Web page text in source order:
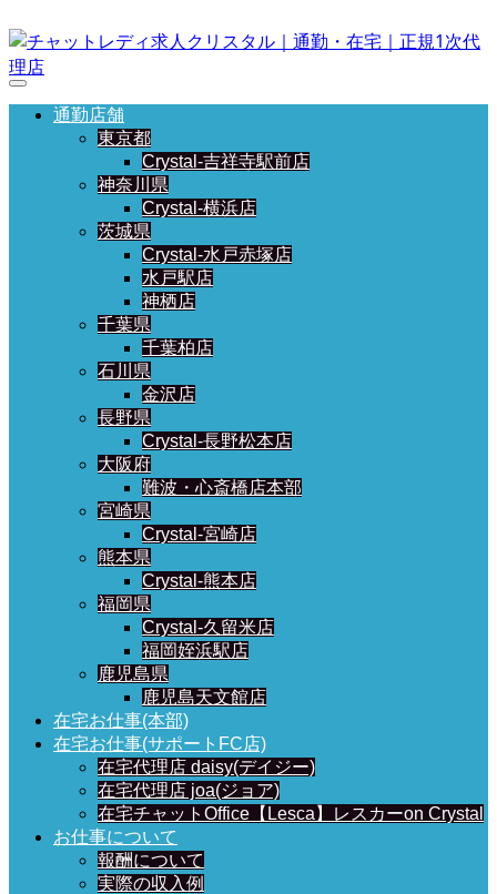
通勤店舗
東京都
Crystal-吉祥寺駅前店
神奈川県
Crystal-横浜店
茨城県
Crystal-水戸赤塚店
水戸駅店
神栖店
千葉県
千葉柏店
石川県
金沢店
長野県
Crystal-長野松本店
大阪府
難波・心斎橋店本部
宮崎県
Crystal-宮崎店
熊本県
Crystal-熊本店
福岡県
Crystal-久留米店
福岡姪浜駅店
鹿児島県
鹿児島天文館店
在宅お仕事(本部)
在宅お仕事(サポートFC店)
在宅代理店 daisy(デイジー)
在宅代理店 joa(ジョア)
在宅チャットOffice【Lesca】レスカーon Crystal
お仕事について
報酬について
実際の収入例